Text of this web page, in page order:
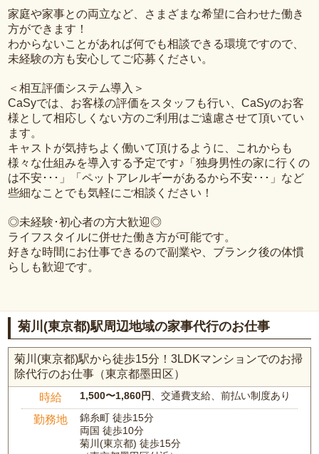
家庭や家事との両立など、さまざまな希望に合わせた働き
方ができます！
わからないことがあれば何でも相談できる環境ですので、
未経験の方も安心してご応募ください。
＜相互評価システム導入＞
CaSyでは、お客様の評価をスタッフも行い、CaSyのお客
様として相応しくない方のご利用はご遠慮させて頂いてい
ます。
キャストが気持ちよく働いて頂けるように、これからも
様々な仕組みを導入する予定です♪「独身男性の家に行くの
は不安･･･」「ペットアレルギーがあるから不安･･･」など
些細なことでも気軽にご相談ください！
◎未経験･初心者の方大歓迎◎
ライフスタイルに併せた働き方が可能です。
好きな時間にお仕事できるので副業や、ブランク後の体慣
らしも歓迎です。
菊川(東京都)駅周辺地域の家事代行のお仕事
菊川(東京都)駅から徒歩15分！3LDKマンションでのお掃
除代行のお仕事（東京都墨田区）
時給 1,500〜1,860円、交通費支給、前払い制度あり
勤務地
錦糸町 徒歩15分
両国 徒歩10分
菊川(東京都) 徒歩15分